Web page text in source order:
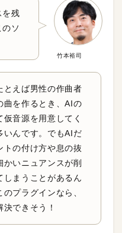
竹本裕司
を残
ソ
とえば男性の作曲者
曲を作るとき、AIの
仮音源を用意してく
いんです。でもAIだ
トの付け方や息の抜
かいニュアンスが削
しまうことがあるん
プラグインなら、
できそう！